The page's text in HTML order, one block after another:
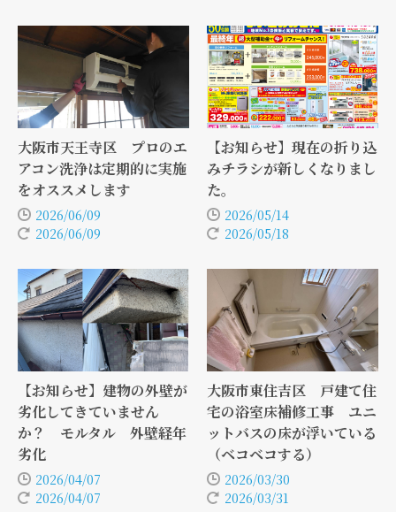
大阪市天王寺区 プロのエ
アコン洗浄は定期的に実施
をオススメします
2026/06/09
2026/06/09
【お知らせ】現在の折り込
みチラシが新しくなりまし
た。
2026/05/14
2026/05/18
【お知らせ】建物の外壁が
劣化してきていません
か？ モルタル 外壁経年
劣化
2026/04/07
2026/04/07
大阪市東住吉区 戸建て住
宅の浴室床補修工事 ユニ
ットバスの床が浮いている
（ベコベコする）
2026/03/30
2026/03/31